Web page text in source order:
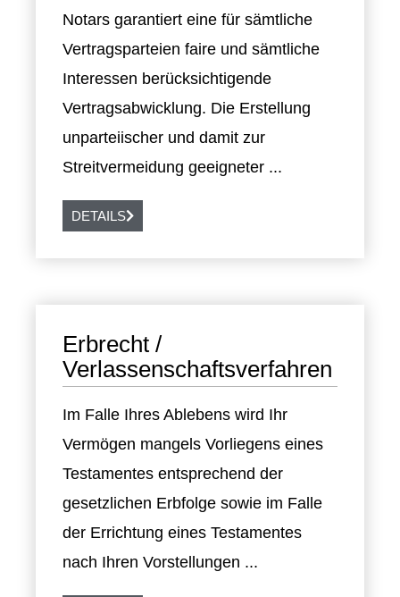
Notars garantiert eine für sämtliche
Vertragsparteien faire und sämtliche
Interessen berücksichtigende
Vertragsabwicklung. Die Erstellung
unparteiischer und damit zur
Streitvermeidung geeigneter ...
DETAILS
Erbrecht /
Verlassenschaftsverfahren
Im Falle Ihres Ablebens wird Ihr
Vermögen mangels Vorliegens eines
Testamentes entsprechend der
gesetzlichen Erbfolge sowie im Falle
der Errichtung eines Testamentes
nach Ihren Vorstellungen ...